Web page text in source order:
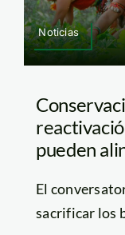
Noticias
pueden
El
sacrificar los